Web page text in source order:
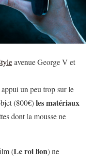
avenue George V et
appui un peu trop sur le
(800€)les matériaux
dont la mousse ne
(Le roi lion) ne